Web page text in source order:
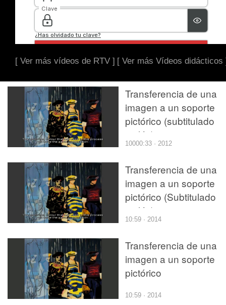
[ Ver más vídeos de RTV ] [ Ver más Vídeos didácticos
Transferencia de una
imagen a un soporte
pictórico (subtitulado
inglés)
10000:33 · 2012
Transferencia de una
imagen a un soporte
pictórico (Subtitulado
inglés)
10:59 · 2014
Transferencia de una
imagen a un soporte
pictórico
10:59 · 2014